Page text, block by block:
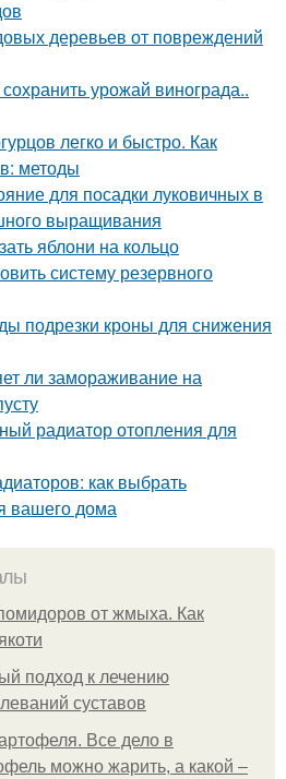
деревьев от повреждений
урожай винограда..
легко и быстро. Как
методы
для посадки луковичных в
выращивания
яблони на кольцо
систему резервного
подрезки кроны для снижения
ли замораживание на
радиатор отопления для
как выбрать
вашего дома
от жмыха. Как
подход к лечению
суставов
Все дело в
можно жарить, а какой –